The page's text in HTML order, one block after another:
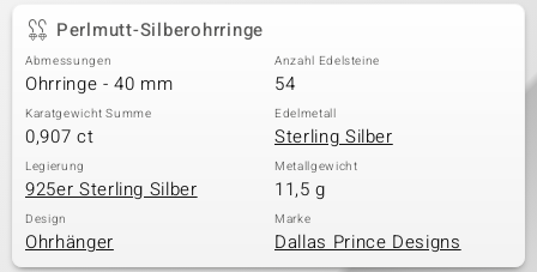
Perlmutt-Silberohrringe
Abmessungen
Ohrringe - 40 mm
Anzahl Edelsteine
54
Karatgewicht Summe
0,907 ct
Edelmetall
Sterling Silber
Legierung
925er Sterling Silber
Metallgewicht
11,5 g
Design
Ohrhänger
Marke
Dallas Prince Designs